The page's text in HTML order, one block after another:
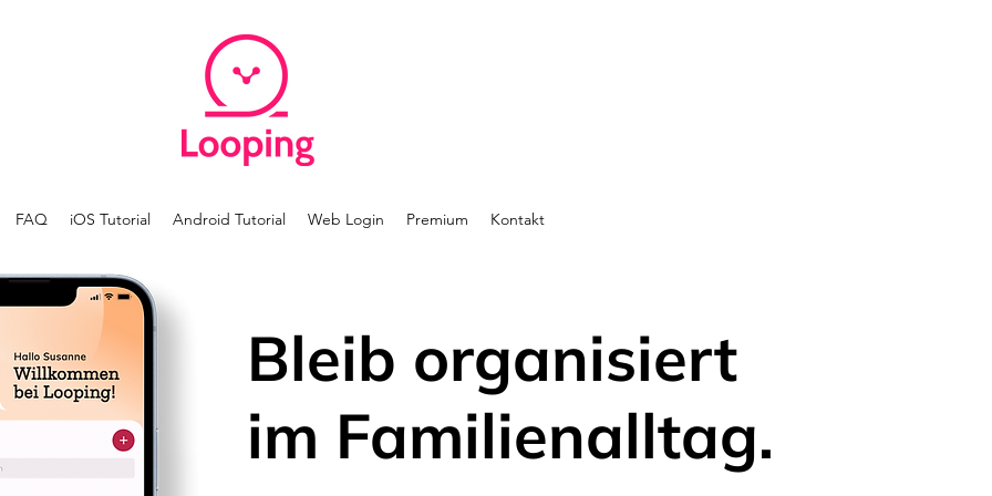
FAQ iOS Tutorial Android Tutorial Web Login Premium Kontakt
Bleib organisiert
im Familienalltag.